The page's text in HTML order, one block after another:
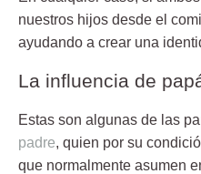
nuestros hijos desde el
ayudando a crear una
La influencia de
Estas son algunas de las
padre, quien por su
que normalmente asumen